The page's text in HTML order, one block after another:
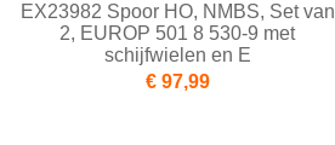
EX23982 Spoor HO, NMBS, Set van
2, EUROP 501 8 530-9 met
schijfwielen en E
€ 97,99